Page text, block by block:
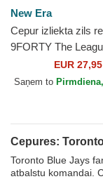
New Era
Cepur izliekta zils
9FORTY The
Toronto Blue Jays
New Era
EUR 27,95
Saņem to
Cepures:
Toronto Blue Jays
atbalstu komandai.